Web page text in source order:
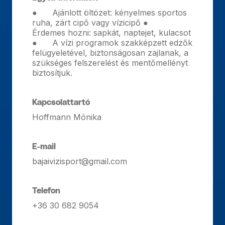
● Ajánlott öltözet: kényelmes sportos
ruha, zárt cipő vagy vízicipő ●
Érdemes hozni: sapkát, naptejet, kulacsot
● A vízi programok szakképzett edzők
felügyeletével, biztonságosan zajlanak, a
szükséges felszerelést és mentőmellényt
biztosítjuk.
Kapcsolattartó
Hoffmann Mónika
E-mail
bajaivizisport@gmail.com
Telefon
+36 30 682 9054